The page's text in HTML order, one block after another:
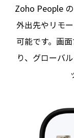
Zoho People
外出先やリモ
可能です。画
り、グローバ